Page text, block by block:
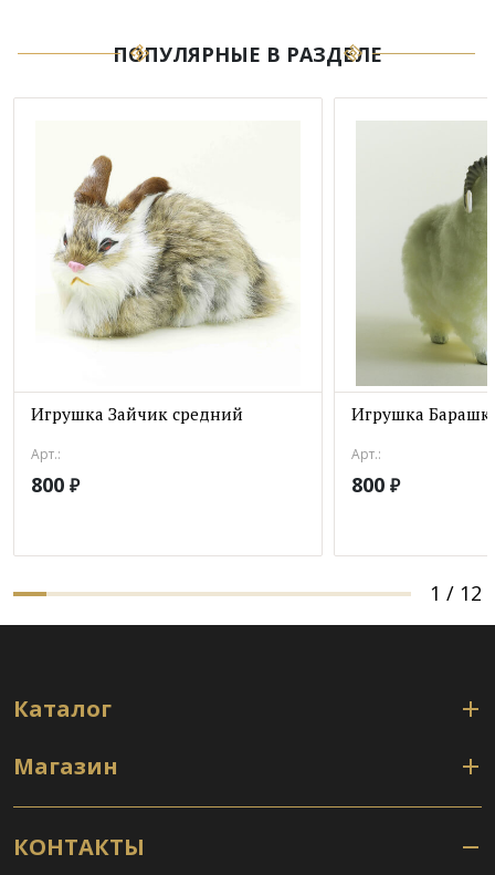
ПОПУЛЯРНЫЕ В РАЗДЕЛЕ
Игрушка Зайчик средний
Арт.:
800 ₽
Игрушка
Арт.:
800 ₽
1 / 12
Каталог
Магазин
КОНТАКТЫ